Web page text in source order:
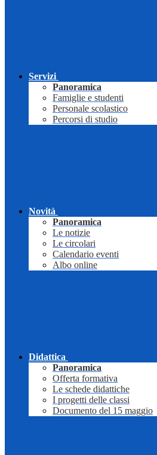
Servizi
Panoramica
Famiglie e studenti
Personale scolastico
Percorsi di studio
Novità
Panoramica
Le notizie
Le circolari
Calendario eventi
Albo online
Didattica
Panoramica
Offerta formativa
Le schede didattiche
I progetti delle classi
Documento del 15 maggio